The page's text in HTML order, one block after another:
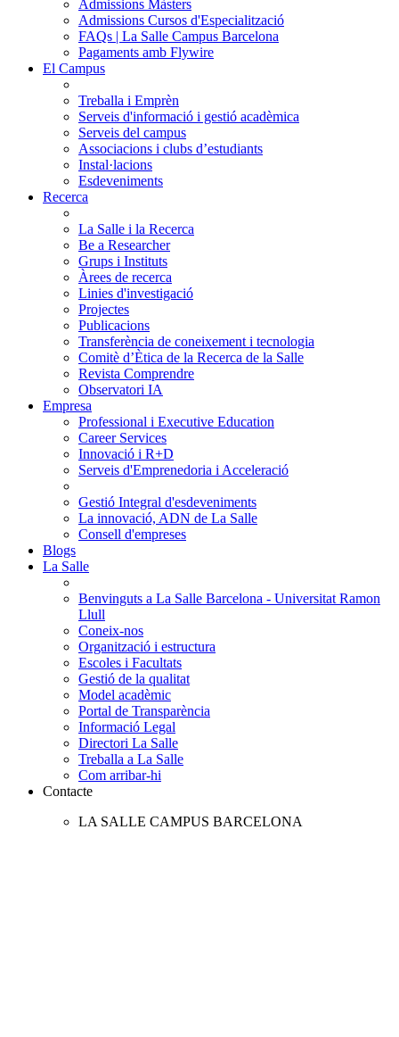
Admissions Màsters
Admissions Cursos d'Especialització
FAQs | La Salle Campus Barcelona
Pagaments amb Flywire
El Campus
Treballa i Emprèn
Serveis d'informació i gestió acadèmica
Serveis del campus
Associacions i clubs d’estudiants
Instal·lacions
Esdeveniments
Recerca
La Salle i la Recerca
Be a Researcher
Grups i Instituts
Àrees de recerca
Linies d'investigació
Projectes
Publicacions
Transferència de coneixement i tecnologia
Comitè d’Ètica de la Recerca de la Salle
Revista Comprendre
Observatori IA
Empresa
Professional i Executive Education
Career Services
Innovació i R+D
Serveis d'Emprenedoria i Acceleració
Gestió Integral d'esdeveniments
La innovació, ADN de La Salle
Consell d'empreses
Blogs
La Salle
Benvinguts a La Salle Barcelona - Universitat Ramon
Llull
Coneix-nos
Organització i estructura
Escoles i Facultats
Gestió de la qualitat
Model acadèmic
Portal de Transparència
Informació Legal
Directori La Salle
Treballa a La Salle
Com arribar-hi
Contacte
LA SALLE CAMPUS BARCELONA